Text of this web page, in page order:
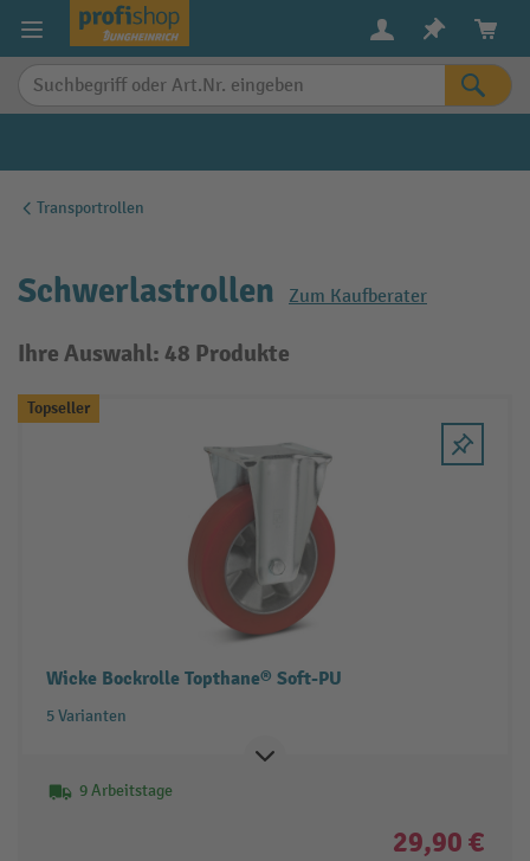
springen
Transportrollen
Schwerlastrollen Zum Kaufberater
Ihre Auswahl: 48 Produkte
Topseller
Wicke Bockrolle Topthane® Soft-PU
5 Varianten
9 Arbeitstage
29,90 €